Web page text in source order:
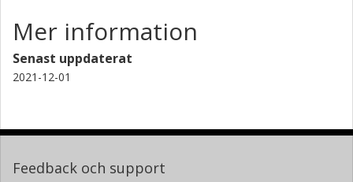
Mer information
Senast uppdaterat
2021-12-01
Feedback och support